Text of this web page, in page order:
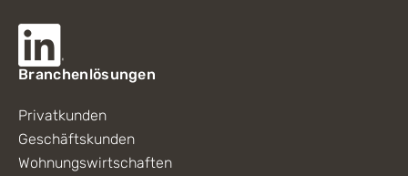
Branchenlösungen
Privatkunden
Geschäftskunden
Wohnungswirtschaften